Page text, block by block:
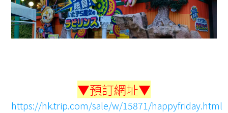
▼預訂網址▼
https://hk.trip.com/sale/w/15871/happyfriday.html